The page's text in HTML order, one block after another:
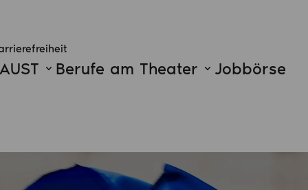
Berufe am Theater Jobbörse